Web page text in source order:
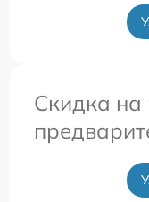
Скидка на